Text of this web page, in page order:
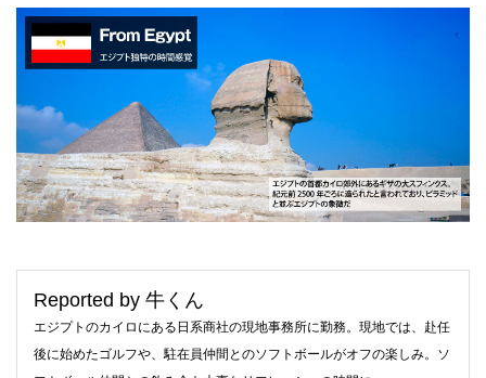
Reported by 牛くん
エジプトのカイロにある日系商社の現地事務所に勤務。現地では、赴任
後に始めたゴルフや、駐在員仲間とのソフトボールがオフの楽しみ。ソ
仕事とは？
就活コラム